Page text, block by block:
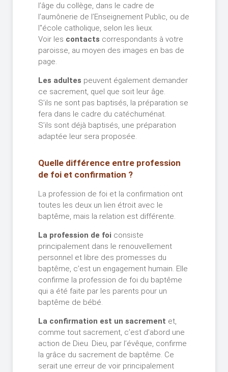
l’âge du collège, dans le cadre de
l’aumônerie de l’Enseignement Public, ou de
l"école catholique, selon les lieux.
Voir les contacts correspondants à votre
paroisse, au moyen des images en bas de
page.
Les adultes peuvent également demander
ce sacrement, quel que soit leur âge.
S’ils ne sont pas baptisés, la préparation se
fera dans le cadre du catéchuménat.
S’ils sont déjà baptisés, une préparation
adaptée leur sera proposée.
Quelle différence entre profession
de foi et confirmation ?
La profession de foi et la confirmation ont
toutes les deux un lien étroit avec le
baptême, mais la relation est différente.
La profession de foi consiste
principalement dans le renouvellement
personnel et libre des promesses du
baptême, c’est un engagement humain. Elle
confirme la profession de foi du baptême
qui a été faite par les parents pour un
baptême de bébé.
La confirmation est un sacrement et,
comme tout sacrement, c’est d’abord une
action de Dieu. Dieu, par l’évêque, confirme
la grâce du sacrement de baptême. Ce
serait une erreur de voir principalement